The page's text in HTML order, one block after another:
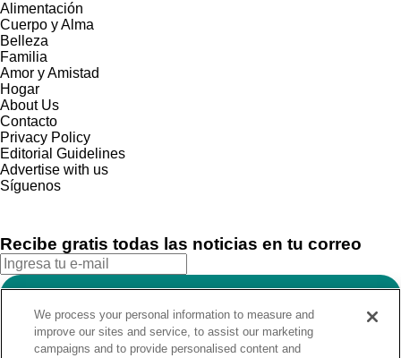
Alimentación
Cuerpo y Alma
Belleza
Familia
Amor y Amistad
Hogar
About Us
Contacto
Privacy Policy
Editorial Guidelines
Advertise with us
Síguenos
Recibe gratis todas las noticias en tu correo
Este sitio está protegido por reCAPTCHA y Google
Política de
privacidad y Se aplican lasCondiciones de servicio
We process your personal information to measure and
improve our sites and service, to assist our marketing
campaigns and to provide personalised content and